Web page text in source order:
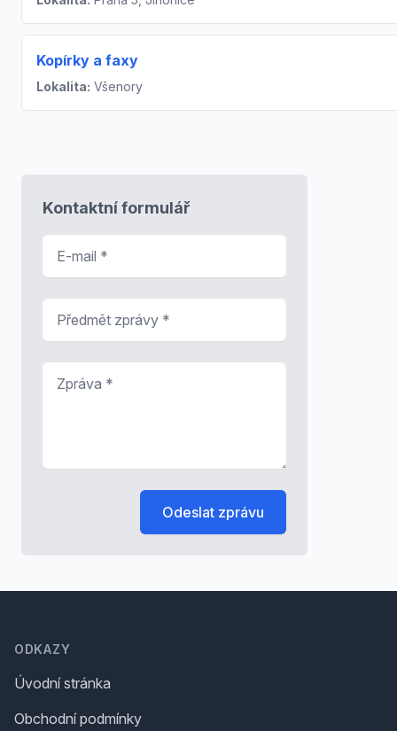
Kopírky a faxy
Lokalita: Všenory
Kontaktní formulář
Odeslat zprávu
ODKAZY
Úvodní stránka
Obchodní podmínky